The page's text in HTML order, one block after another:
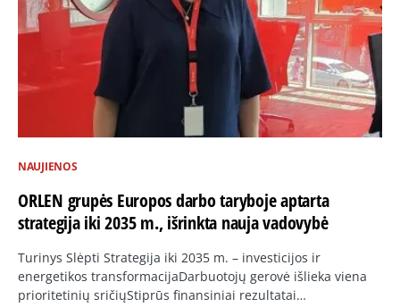
NAUJIENOS
ORLEN grupės Europos darbo taryboje aptarta
strategija iki 2035 m., išrinkta nauja vadovybė
Turinys Slėpti Strategija iki 2035 m. – investicijos ir
energetikos transformacijaDarbuotojų gerovė išlieka viena
prioritetinių sričiųStiprūs finansiniai rezultatai…